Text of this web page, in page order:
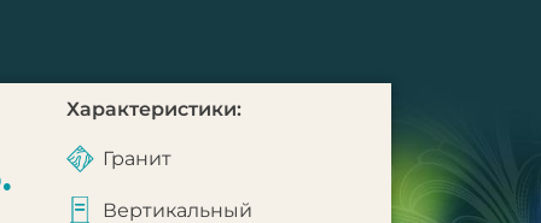
Характеристики:
Гранит
Вертикальный